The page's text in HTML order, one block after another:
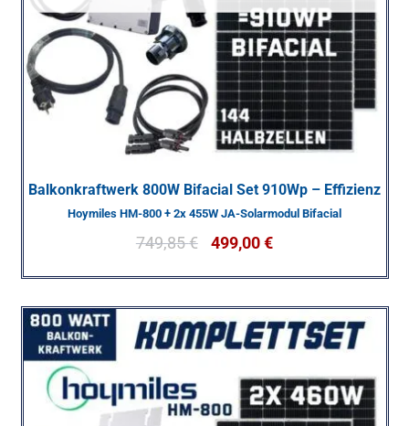
Balkonkraftwerk 800W Bifacial Set 910Wp – Effizienz
Hoymiles HM-800 + 2x 455W JA-Solarmodul Bifacial
749,85€ 499,00€